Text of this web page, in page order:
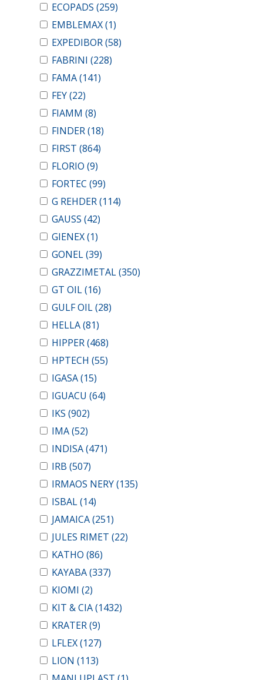
ECOPADS (259)
EMBLEMAX(1)
EXPEDIBOR(58)
FABRINI (228)
FAMA(141)
FEY(22)
FIAMM (8)
FINDER(18)
FIRST (864)
FLORIO (9)
FORTEC (99)
G REHDER(114)
GAUSS (42)
GIENEX(1)
GONEL(39)
GRAZZIMETAL(350)
GT OIL(16)
GULF OIL(28)
HELLA(81)
HIPPER(468)
HPTECH (55)
IGASA(15)
IGUACU (64)
IKS (902)
IMA(52)
INDISA(471)
IRB (507)
IRMAOS NERY(135)
ISBAL(14)
JAMAICA(251)
JULES RIMET (22)
KATHO (86)
KAYABA(337)
KIOMI (2)
KIT & CIA(1432)
KRATER(9)
LFLEX(127)
LION (113)